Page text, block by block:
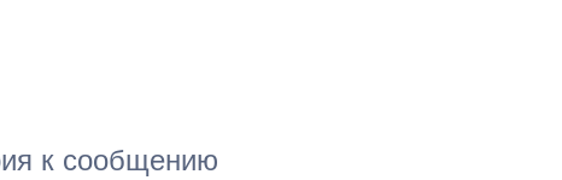
к сообщению